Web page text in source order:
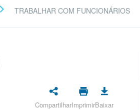
TRABALHAR COM FUNCIONÁRIOS
CompartilharImprimirBaixar